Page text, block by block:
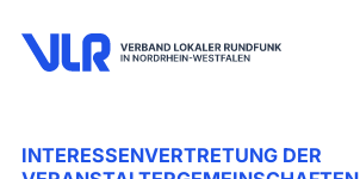
INTERESSENVERTRETUNG DER